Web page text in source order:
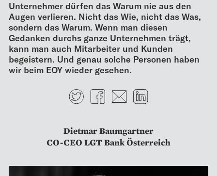
Unternehmer dürfen das Warum nie aus den
Augen verlieren. Nicht das Wie, nicht das Was,
sondern das Warum. Wenn man diesen
Gedanken durchs ganze Unternehmen trägt,
kann man auch Mitarbeiter und Kunden
begeistern. Und genau solche Personen haben
wir beim EOY wieder gesehen.
TwitterFacebook
E-mail
Dietmar Baumgartner
CO-CEO LGT Bank Österreich